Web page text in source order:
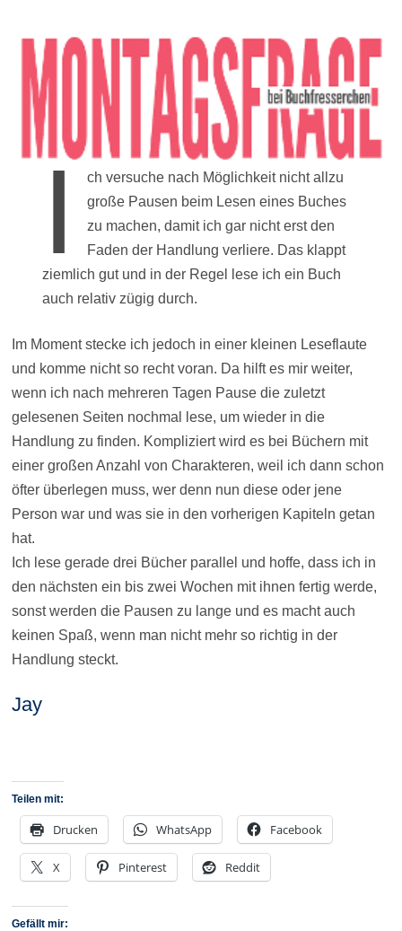
I
ch versuche nach Möglichkeit nicht allzu
große Pausen beim Lesen eines Buches
zu machen, damit ich gar nicht erst den
Faden der Handlung verliere. Das klappt
ziemlich gut und in der Regel lese ich ein Buch
auch relativ zügig durch.
Im Moment stecke ich jedoch in einer kleinen Leseflaute
und komme nicht so recht voran. Da hilft es mir weiter,
wenn ich nach mehreren Tagen Pause die zuletzt
gelesenen Seiten nochmal lese, um wieder in die
Handlung zu finden. Kompliziert wird es bei Büchern mit
einer großen Anzahl von Charakteren, weil ich dann schon
öfter überlegen muss, wer denn nun diese oder jene
Person war und was sie in den vorherigen Kapiteln getan
hat.
Ich lese gerade drei Bücher parallel und hoffe, dass ich in
den nächsten ein bis zwei Wochen mit ihnen fertig werde,
sonst werden die Pausen zu lange und es macht auch
keinen Spaß, wenn man nicht mehr so richtig in der
Handlung steckt.
Jay
Teilen mit:
Drucken WhatsApp Facebook
X Pinterest Reddit
Gefällt mir: